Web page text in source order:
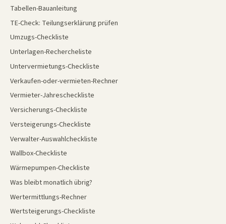
Tabellen-Bauanleitung
TE-Check: Teilungserklärung prüfen
Umzugs-Checkliste
Unterlagen-Rechercheliste
Untervermietungs-Checkliste
Verkaufen-oder-vermieten-Rechner
Vermieter-Jahrescheckliste
Versicherungs-Checkliste
Versteigerungs-Checkliste
Verwalter-Auswahlcheckliste
Wallbox-Checkliste
Wärmepumpen-Checkliste
Was bleibt monatlich übrig?
Wertermittlungs-Rechner
Wertsteigerungs-Checkliste